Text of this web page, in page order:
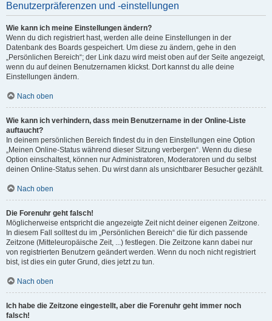
Benutzerpräferenzen und -einstellungen
Wie kann ich meine Einstellungen ändern?
Wenn du dich registriert hast, werden alle deine Einstellungen in der
Datenbank des Boards gespeichert. Um diese zu ändern, gehe in den
„Persönlichen Bereich“; der Link dazu wird meist oben auf der Seite angezeigt,
wenn du auf deinen Benutzernamen klickst. Dort kannst du alle deine
Einstellungen ändern.
Nach oben
Wie kann ich verhindern, dass mein Benutzername in der Online-Liste
auftaucht?
In deinem persönlichen Bereich findest du in den Einstellungen eine Option
„Meinen Online-Status während dieser Sitzung verbergen“. Wenn du diese
Option einschaltest, können nur Administratoren, Moderatoren und du selbst
deinen Online-Status sehen. Du wirst dann als unsichtbarer Besucher gezählt.
Nach oben
Die Forenuhr geht falsch!
Möglicherweise entspricht die angezeigte Zeit nicht deiner eigenen Zeitzone.
In diesem Fall solltest du im „Persönlichen Bereich“ die für dich passende
Zeitzone (Mitteleuropäische Zeit, ...) festlegen. Die Zeitzone kann dabei nur
von registrierten Benutzern geändert werden. Wenn du noch nicht registriert
bist, ist dies ein guter Grund, dies jetzt zu tun.
Nach oben
Ich habe die Zeitzone eingestellt, aber die Forenuhr geht immer noch
falsch!